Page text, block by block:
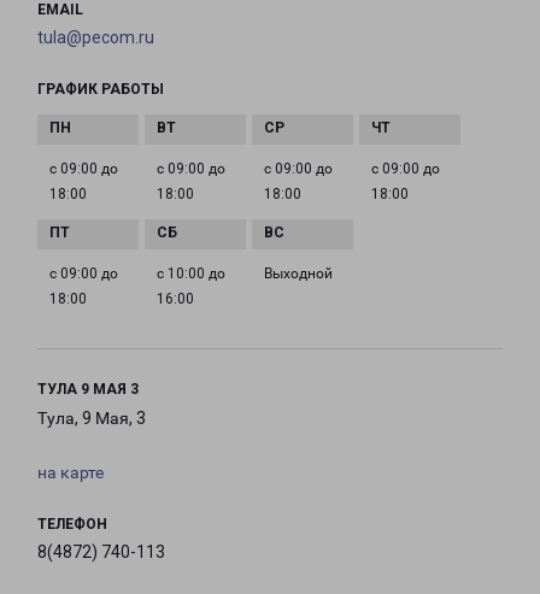
EMAIL
tula@pecom.ru
ГРАФИК РАБОТЫ
с 09:00 до
18:00
с 09:00 до
18:00
с 09:00 до
18:00
с 09:00 до
18:00
с 09:00 до
18:00
с 10:00 до
16:00
Выходной
ТУЛА 9 МАЯ 3
Тула, 9 Мая, 3
на карте
ТЕЛЕФОН
8(4872) 740-113